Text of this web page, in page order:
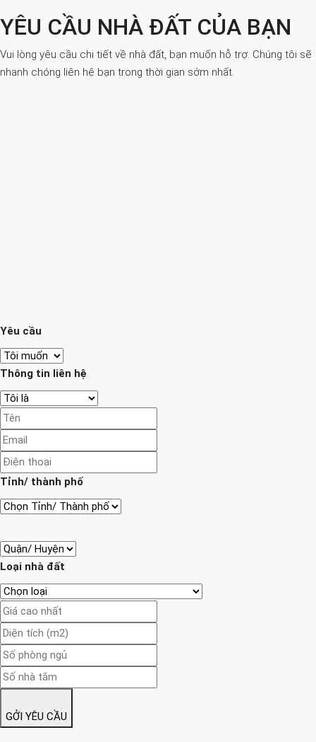
YÊU CẦU NHÀ ĐẤT CỦA BẠN
Vui lòng yêu cầu chi tiết về nhà đất, bạn muốn hỗ trợ. Chúng tôi sẽ
nhanh chóng liên hệ bạn trong thời gian sớm nhất.
Yêu cầu
Thông tin liên hệ
Tỉnh/ thành phố
Loại nhà đất
GỞI YÊU CẦU